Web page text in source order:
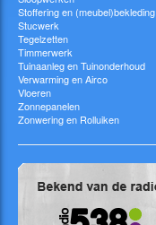
Stoffering en (meubel)bekleding
Stucwerk
Tegelzetten
Timmerwerk
Tuinaanleg en Tuinonderhoud
Verwarming en Airco
Vloeren
Zonnepanelen
Zonwering en Rolluiken